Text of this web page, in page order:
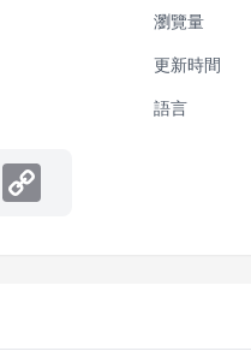
瀏覽量
更新時間
語言
Qzone